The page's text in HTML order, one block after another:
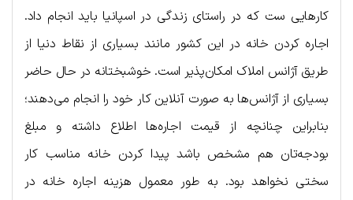
کارهایی ست که در راستای زندگی در اسپانیا باید انجام داد.
اجاره کردن خانه در این کشور مانند بسیاری از نقاط دنیا از
طریق آژانس املاک امکان‌پذیر است. خوشبختانه در حال حاضر
بسیاری از آژانس‌ها به صورت آنلاین کار خود را انجام می‌دهند؛
بنابراین چنانچه از قیمت اجاره‌ها اطلاع داشته و مبلغ
بودجه‌تان هم مشخص باشد پیدا کردن خانه مناسب کار
سختی نخواهد بود. به طور معمول هزینه اجاره خانه در